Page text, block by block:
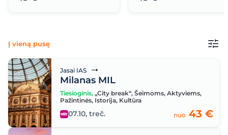
Į vieną pusę
Jasai IAS
Milanas MIL
Tiesioginis, „City break“, Šeimoms, Aktyviems,
Pažintinės, Istorija, Kultūra
07.10, treč. nuo 43 €